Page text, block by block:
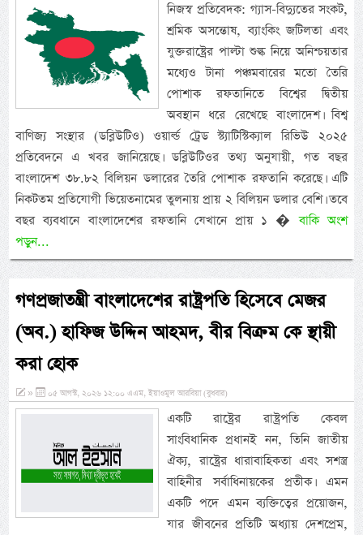
নিজস্ব প্রতিবেদক: গ্যাস-বিদ্যুতের সংকট,
শ্রমিক অসন্তোষ, ব্যাংকিং জটিলতা এবং
যুক্তরাষ্ট্রের পাল্টা শুল্ক নিয়ে অনিশ্চয়তার
মধ্যেও টানা পঞ্চমবারের মতো তৈরি
পোশাক রফতানিতে বিশ্বের দ্বিতীয়
অবস্থান ধরে রেখেছে বাংলাদেশ। বিশ্ব
বাণিজ্য সংস্থার (ডব্লিউটিও) ওয়ার্ল্ড ট্রেড স্ট্যাটিস্টিক্যাল রিভিউ ২০২৫
প্রতিবেদনে এ খবর জানিয়েছে। ডব্লিউটিওর তথ্য অনুযায়ী, গত বছর
বাংলাদেশ ৩৮.৮২ বিলিয়ন ডলারের তৈরি পোশাক রফতানি করেছে। এটি
নিকটতম প্রতিযোগী ভিয়েতনামের তুলনায় প্রায় ২ বিলিয়ন ডলার বেশি। তবে
বছর ব্যবধানে বাংলাদেশের রফতানি যেখানে প্রায় ১ �বাকি অংশ
পড়ুন...
গণপ্রজাতন্ত্রী বাংলাদেশের রাষ্ট্রপতি হিসেবে মেজর
(অব.) হাফিজ উদ্দিন আহমদ, বীর বিক্রম কে স্থায়ী
করা হোক
» ০৫ আগস্ট, ২০২৬ ১২:০০ এএম, ইয়াওমুল আরবিয়া (বুধবার)
একটি রাষ্ট্রের রাষ্ট্রপতি কেবল
সাংবিধানিক প্রধানই নন, তিনি জাতীয়
ঐক্য, রাষ্ট্রের ধারাবাহিকতা এবং সশস্ত্র
বাহিনীর সর্বাধিনায়কের প্রতীক। এমন
একটি পদে এমন ব্যক্তিত্বের প্রয়োজন,
যার জীবনের প্রতিটি অধ্যায় দেশপ্রেম,